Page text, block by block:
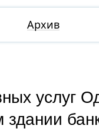
Архив
услуг
здании